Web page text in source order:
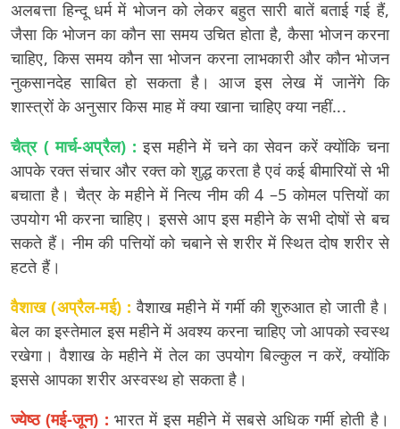
अलबत्ता हिन्दू धर्म में भोजन को लेकर बहुत सारी बातें बताई गई हैं,
जैसा कि भोजन का कौन सा समय उचित होता है, कैसा भोजन करना
चाहिए, किस समय कौन सा भोजन करना लाभकारी और कौन भोजन
नुकसानदेह साबित हो सकता है। आज इस लेख में जानेंगे कि
शास्त्रों के अनुसार किस माह में क्या खाना चाहिए क्या नहीं...
चैत्र ( मार्च-अप्रैल) :इस महीने में चने का सेवन करें क्योंकि चना
आपके रक्त संचार और रक्त को शुद्ध करता है एवं कई बीमारियों से भी
बचाता है। चैत्र के महीने में नित्य नीम की 4 –5 कोमल पत्तियों का
उपयोग भी करना चाहिए। इससे आप इस महीने के सभी दोषों से बच
सकते हैं। नीम की पत्तियों को चबाने से शरीर में स्थित दोष शरीर से
हटते हैं।
वैशाख (अप्रैल-मई) :वैशाख महीने में गर्मी की शुरुआत हो जाती है।
बेल का इस्तेमाल इस महीने में अवश्य करना चाहिए जो आपको स्वस्थ
रखेगा। वैशाख के महीने में तेल का उपयोग बिल्कुल न करें, क्योंकि
इससे आपका शरीर अस्वस्थ हो सकता है।
ज्येष्ठ (मई-जून) :भारत में इस महीने में सबसे अधिक गर्मी होती है।